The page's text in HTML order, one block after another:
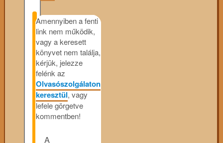
Amennyiben a fenti
link nem működik,
vagy a keresett
könyvet nem találja,
kérjük, jelezze
felénk az
Olvasószolgálaton
keresztül, vagy
lefele görgetve
kommentben!
A